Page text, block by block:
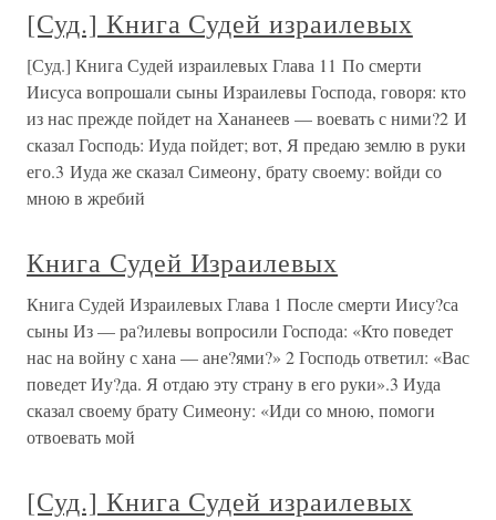
[Суд.] Книга Судей израилевых
[Суд.] Книга Судей израилевых Глава 11 По смерти
Иисуса вопрошали сыны Израилевы Господа, говоря: кто
из нас прежде пойдет на Хананеев — воевать с ними?2 И
сказал Господь: Иуда пойдет; вот, Я предаю землю в руки
его.3 Иуда же сказал Симеону, брату своему: войди со
мною в жребий
Книга Судей Израилевых
Книга Судей Израилевых Глава 1 После смерти Иису?са
сыны Из — ра?илевы вопросили Господа: «Кто поведет
нас на войну с хана — ане?ями?» 2 Господь ответил: «Вас
поведет Иу?да. Я отдаю эту страну в его руки».3 Иуда
сказал своему брату Симеону: «Иди со мною, помоги
отвоевать мой
[Суд.] Книга Судей израилевых